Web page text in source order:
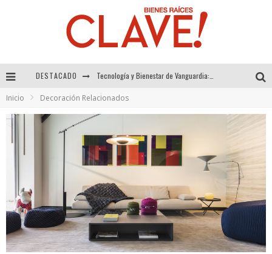
DESTACADO Sector Inmobiliario – recuperación a paso firme
Inicio Decoración Relacionados